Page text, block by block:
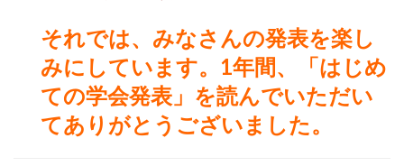
それでは、みなさんの発表を楽し
みにしています。1年間、「はじめ
ての学会発表」を読んでいただい
てありがとうございました。